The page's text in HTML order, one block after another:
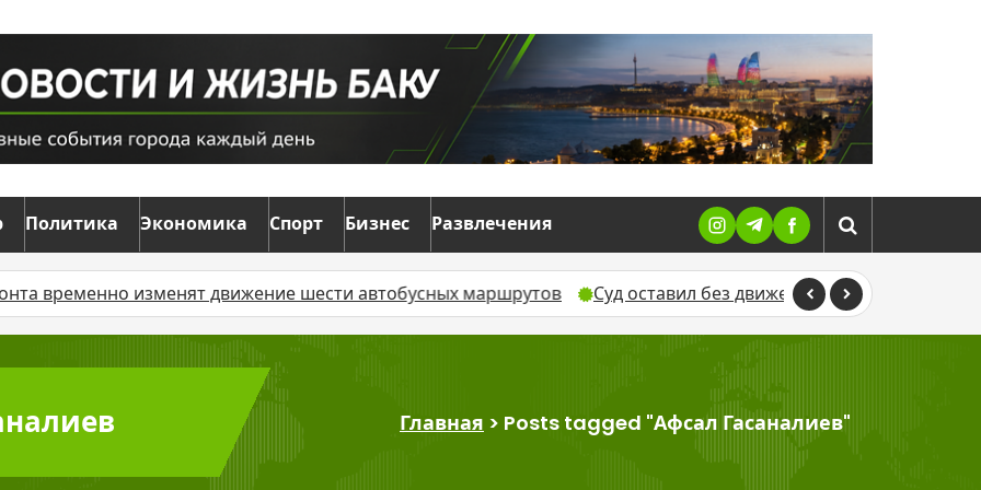
Политика Экономика Спорт Бизнес Развлечения
изменят движение шести автобусных маршрутов Суд оставил без движения жалобу Севиндж
Главная > Posts tagged "Афсал Гасаналиев"